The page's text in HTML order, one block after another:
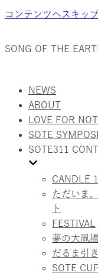
コンテンツへスキッ
SONG OF THE
NEWS
ABOUT
LOVE FOR
SOTE
SOTE311
CANDLE
ただいま
ト
FESTIVAL
夢の大凧
だるま引
SOTE